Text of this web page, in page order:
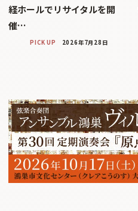
経ホールでリサイタルを開
催…
PICK UP 2026年7月28日